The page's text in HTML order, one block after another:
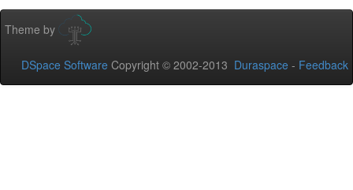
Theme by
DSpace Software Copyright © 2002-2013 Duraspace - Feedback